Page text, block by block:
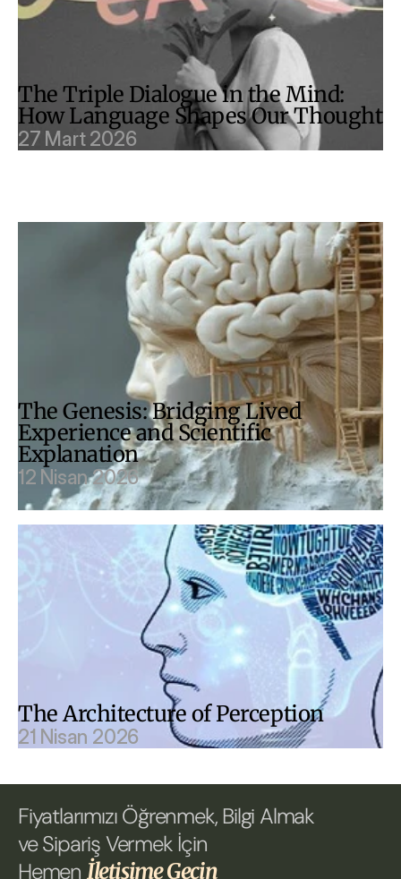
The Triple Dialogue in the Mind:
How Language Shapes Our Thought
27 Mart 2026
The Genesis: Bridging Lived
Experience and Scientific
Explanation
12 Nisan 2026
The Architecture of Perception
21 Nisan 2026
Fiyatlarımızı Öğrenmek, Bilgi Almak
ve Sipariş Vermek İçin
Hemen İletişime Geçin